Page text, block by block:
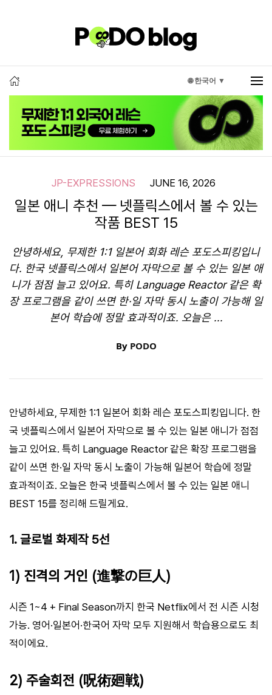
🌐 한국어 ▼
JP-EXPRESSIONS JUNE 16, 2026
일본 애니 추천 — 넷플릭스에서 볼 수 있는
작품 BEST 15
안녕하세요, 무제한 1:1 일본어 회화 레슨 포도스피킹입니
다. 한국 넷플릭스에서 일본어 자막으로 볼 수 있는 일본 애
니가 점점 늘고 있어요. 특히 Language Reactor 같은 확
장 프로그램을 같이 쓰면 한·일 자막 동시 노출이 가능해 일
본어 학습에 정말 효과적이죠. 오늘은 ...
By PODO
안녕하세요, 무제한 1:1 일본어 회화 레슨 포도스피킹입니다. 한
국 넷플릭스에서 일본어 자막으로 볼 수 있는 일본 애니가 점점
늘고 있어요. 특히 Language Reactor 같은 확장 프로그램을
같이 쓰면 한·일 자막 동시 노출이 가능해 일본어 학습에 정말
효과적이죠. 오늘은 한국 넷플릭스에서 볼 수 있는 일본 애니
BEST 15를 정리해 드릴게요.
1. 글로벌 화제작 5선
1) 진격의 거인 (進撃の巨人)
시즌 1~4 + Final Season까지 한국 Netflix에서 전 시즌 시청
가능. 영어·일본어·한국어 자막 모두 지원해서 학습용으로도 최
적이에요.
2) 주술회전 (呪術廻戦)